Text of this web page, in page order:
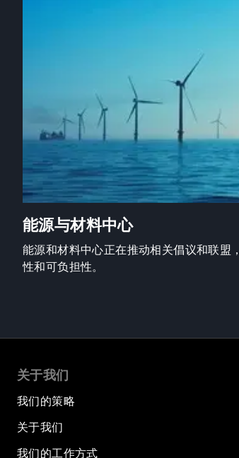
能源与材料中心
能源和材料中心正在推动相关倡议和联盟
性和可负担性。
关于我们
我们的策略
关于我们
我们的工作方式